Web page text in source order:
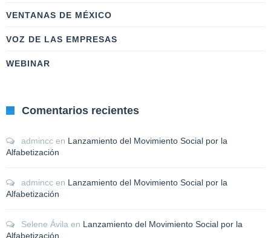
VENTANAS DE MÉXICO
VOZ DE LAS EMPRESAS
WEBINAR
Comentarios recientes
admincc en Lanzamiento del Movimiento Social por la
Alfabetización
admincc en Lanzamiento del Movimiento Social por la
Alfabetización
Selene Ávila en Lanzamiento del Movimiento Social por la
Alfabetización